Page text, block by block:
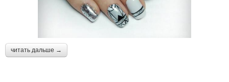
читать дальше →